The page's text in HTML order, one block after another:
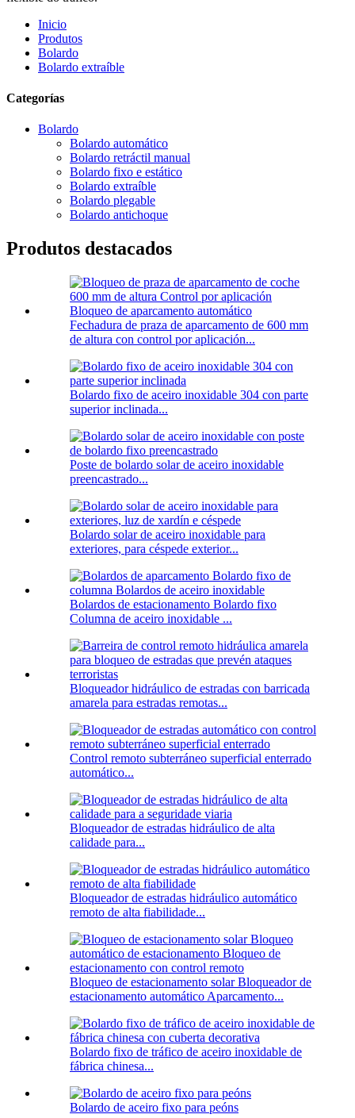
Inicio
Produtos
Bolardo
Bolardo extraíble
Categorías
Bolardo
Bolardo automático
Bolardo retráctil manual
Bolardo fixo e estático
Bolardo extraíble
Bolardo plegable
Bolardo antichoque
Produtos destacados
Fechadura de praza de aparcamento de 600 mm
de altura con control por aplicación...
Bolardo fixo de aceiro inoxidable 304 con parte
superior inclinada...
Poste de bolardo solar de aceiro inoxidable
preencastrado...
Bolardo solar de aceiro inoxidable para
exteriores, para céspede exterior...
Bolardos de estacionamento Bolardo fixo
Columna de aceiro inoxidable ...
Bloqueador hidráulico de estradas con barricada
amarela para estradas remotas...
Control remoto subterráneo superficial enterrado
automático...
Bloqueador de estradas hidráulico de alta
calidade para...
Bloqueador de estradas hidráulico automático
remoto de alta fiabilidade...
Bloqueo de estacionamento solar Bloqueador de
estacionamento automático Aparcamento...
Bolardo fixo de tráfico de aceiro inoxidable de
fábrica chinesa...
Bolardo de aceiro fixo para peóns